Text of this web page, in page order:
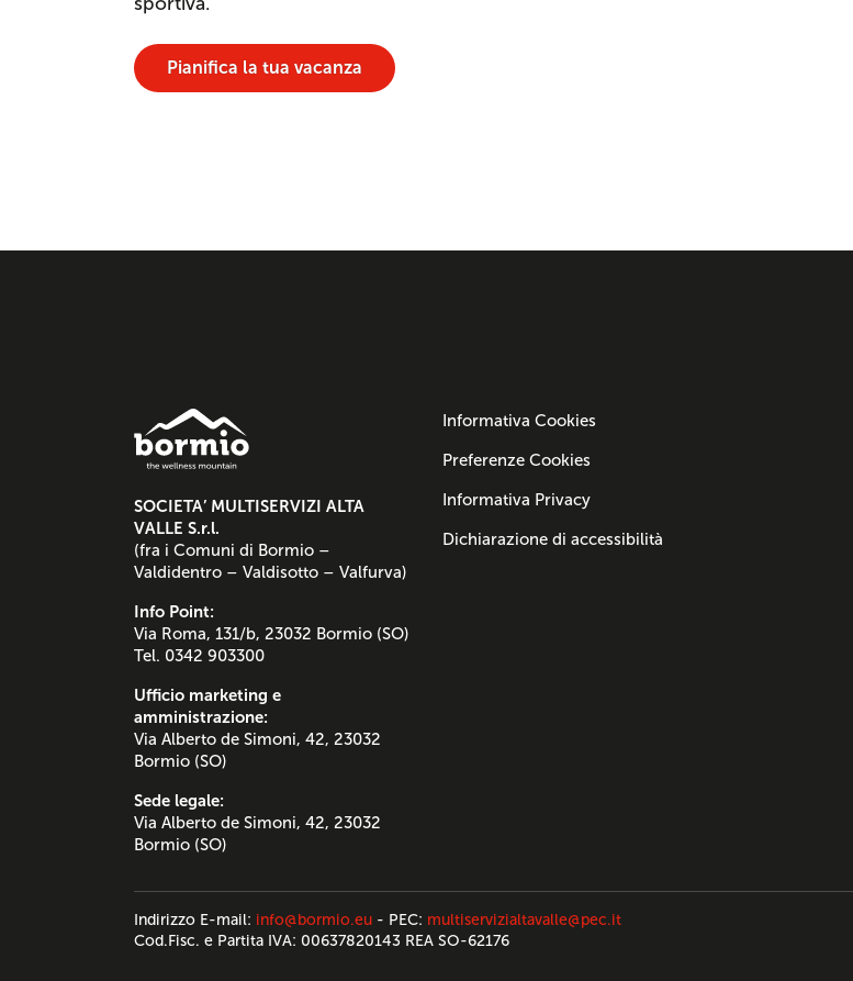
Pianifica la tua vacanza
SOCIETA’ MULTISERVIZI ALTA
VALLE S.r.l.
(fra i Comuni di Bormio –
Valdidentro – Valdisotto – Valfurva)
Info Point:
Via Roma, 131/b, 23032 Bormio (SO)
Tel. 0342 903300
Ufficio marketing e
amministrazione:
Via Alberto de Simoni, 42, 23032
Bormio (SO)
Sede legale:
Via Alberto de Simoni, 42, 23032
Bormio (SO)
Informativa Cookies
Preferenze Cookies
Informativa Privacy
Dichiarazione di accessibilità
Indirizzo E-mail: info@bormio.eu - PEC: multiservizialtavalle@pec.it
Cod.Fisc. e Partita IVA: 00637820143 REA SO-62176